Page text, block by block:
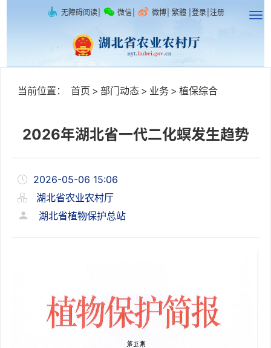
无障碍阅读 微信 微博 繁體 登录 注册
当前位置： 首页 > 部门动态 > 业务 > 植保综合
2026年湖北省一代二化螟发生趋势
2026-05-06 15:06
湖北省农业农村厅
湖北省植物保护总站